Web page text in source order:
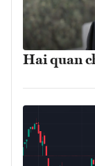
Hai quan